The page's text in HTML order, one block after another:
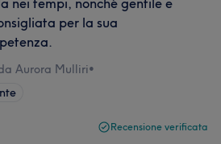
nei tempi, nonché gentile e
per la sua
Aurora Mulliri•
Recensione verificata